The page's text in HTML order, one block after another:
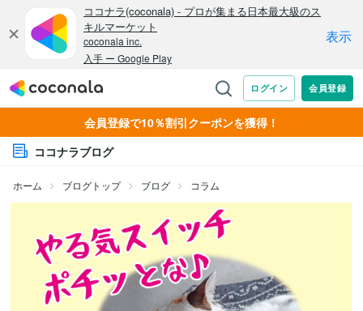
会員登録で10％割引クーポンを獲得！
ココナラブログ
ホーム ブログトップ ブログ コラム